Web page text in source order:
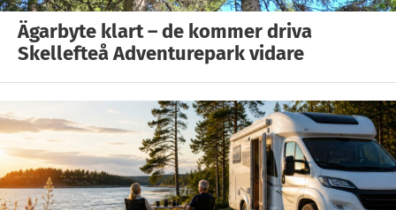
Ägarbyte klart – de kommer driva
Skellefteå Adventurepark vidare